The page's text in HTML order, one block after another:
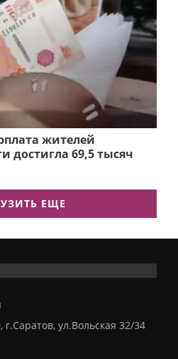
жителей
достигла 69,5 тысяч
ЕЩЕ
ул.Вольская 32/34